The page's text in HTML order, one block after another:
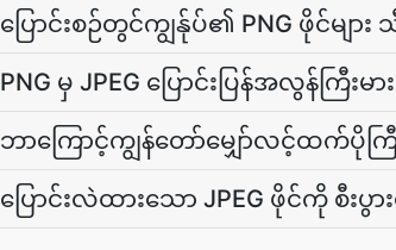
ပြောင်းစဉ်တွင်ကျွန်ုပ်၏ PNG ဖိုင်များ
PNG မှ JPEG ပြောင်းပြန်အလွန်
ဘာကြောင့်ကျွန်တော်မျှော်လင့်ထက်ပိုကြီ
ပြောင်းလဲထားသော JPEG ဖိုင်ကို စီး